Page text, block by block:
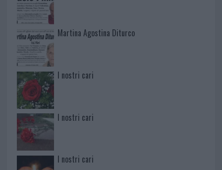
Martina Agostina Diturco
I nostri cari
I nostri cari
I nostri cari